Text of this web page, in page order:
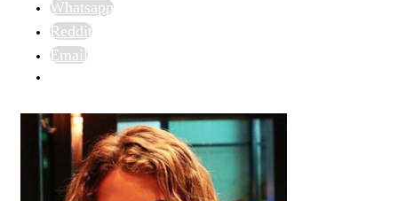
Whatsapp
Reddit
Email